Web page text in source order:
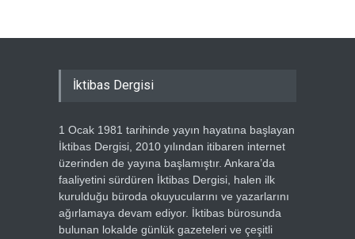
İktibas Dergisi
1 Ocak 1981 tarihinde yayın hayatına başlayan
İktibas Dergisi, 2010 yılından itibaren internet
üzerinden de yayına başlamıştır. Ankara’da
faaliyetini sürdüren İktibas Dergisi, halen ilk
kurulduğu büroda okuyucularını ve yazarlarını
ağırlamaya devam ediyor. İktibas bürosunda
bulunan lokalde günlük gazeteleri ve çeşitli